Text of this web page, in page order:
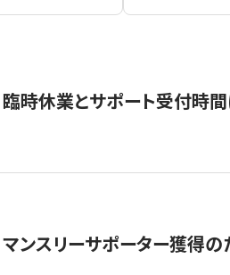
臨時休業とサポート受付時
マンスリーサポーター獲得